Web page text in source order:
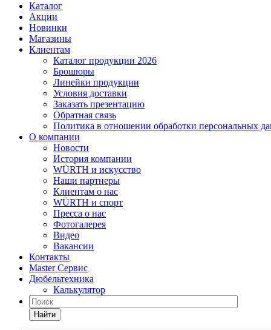
Каталог
Акции
Новинки
Магазины
Клиентам
Каталог продукции 2026
Брошюры
Линейки продукции
Условия доставки
Заказать презентацию
Обратная связь
Политика в отношении обработки персональных
О компании
Новости
История компании
WÜRTH и искусство
Наши партнеры
Клиентам о нас
WÜRTH и спорт
Пресса о нас
Фотогалерея
Видео
Вакансии
Контакты
Master Сервис
Дюбельтехника
Калькулятор
Найти